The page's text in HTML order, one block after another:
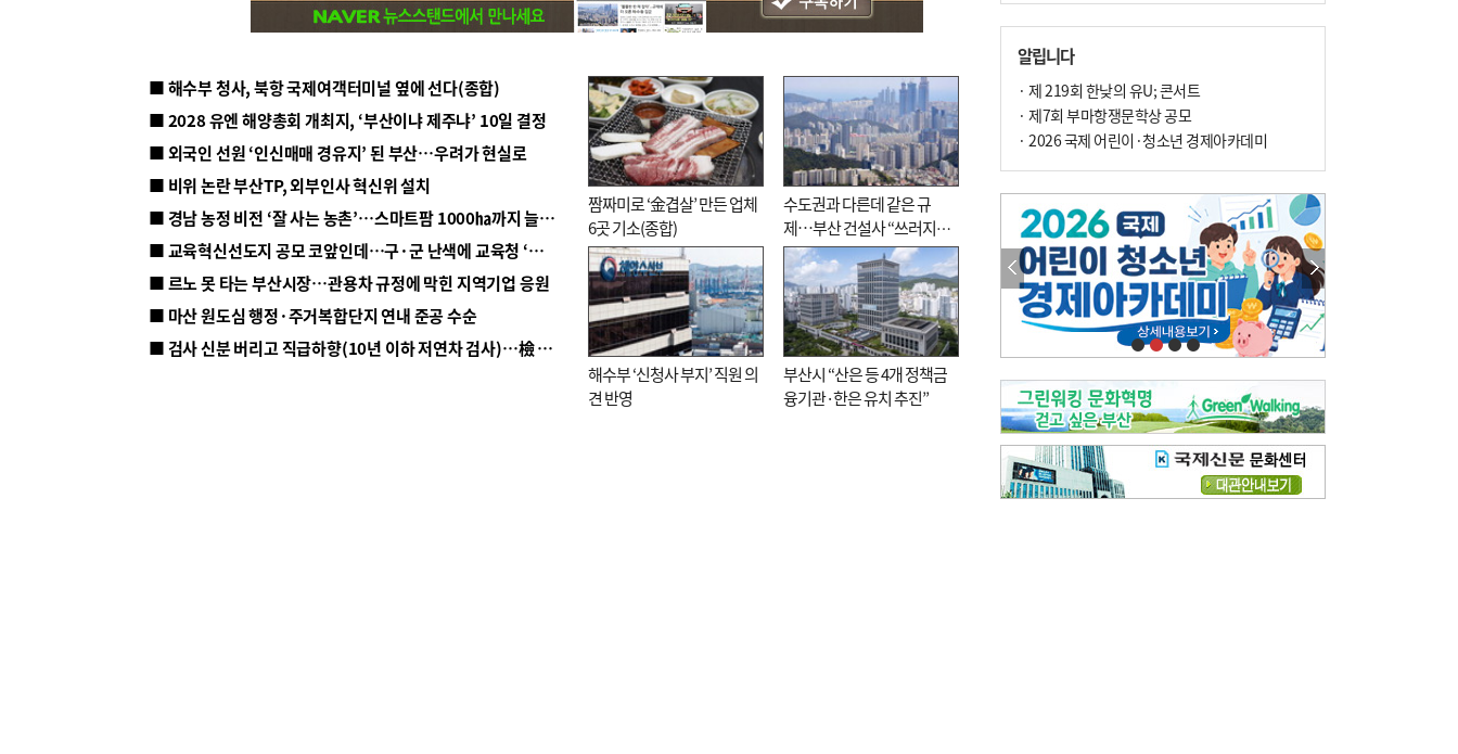
■ 해수부 청사, 북항 국제여객터미널 옆에 선다(종합)
■ 2028 유엔 해양총회 개최지, ‘부산이냐 제주냐’ 10일 결정
■ 외국인 선원 ‘인신매매 경유지’ 된 부산…우려가 현실로
■ 비위 논란 부산TP, 외부인사 혁신위 설치
■ 경남 농정 비전 ‘잘 사는 농촌’…스마트팜 1000㏊까지 늘린다
■ 교육혁신선도지 공모 코앞인데…구·군 난색에 교육청 ‘쩔쩔’
■ 르노 못 타는 부산시장…관용차 규정에 막힌 지역기업 응원
■ 마산 원도심 행정·주거복합단지 연내 준공 수순
■ 검사 신분 버리고 직급하향(10년 이하 저연차 검사)…檢 중수청행 기피
짬짜미로 ‘金겹살’ 만든 업체
6곳 기소(종합)
수도권과 다른데 같은 규
제…부산 건설사 “쓰러지기
직전”
해수부 ‘신청사 부지’ 직원 의
견 반영
부산시 “산은 등 4개 정책금
융기관·한은 유치 추진”
알립니다
· 제 219회 한낮의 유U; 콘서트
· 제7회 부마항쟁문학상 공모
· 2026 국제 어린이·청소년 경제아카데미